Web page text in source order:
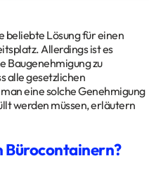
Lösung für einen
Allerdings ist es
Baugenehmigung zu
alle gesetzlichen
eine solche Genehmigung
werden müssen, erläutern
Bürocontainern?